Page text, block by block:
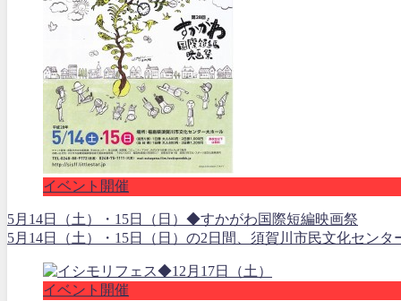
イベント開催
5月14日（土）・15日（日）◆すかがわ国際短編映画祭
5月14日（土）・15日（日）の2日間、須賀川市民文化セン
イベント開催